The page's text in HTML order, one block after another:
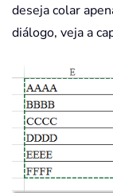
deseja colar
diálogo, veja a